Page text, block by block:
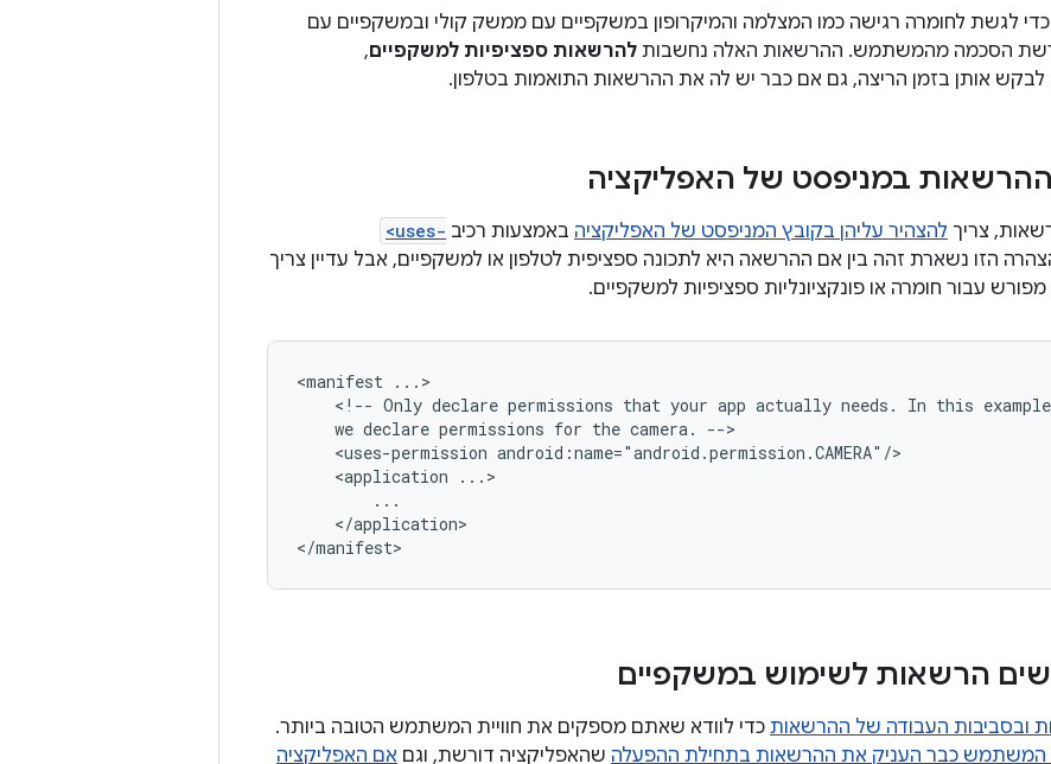
כדי לגשת לחומרה רגישה כמו המצלמה והמיקרופון במשקפיים עם ממשק קולי ובמשקפיים עם
הסכמה מהמשתמש. ההרשאות האלה נחשבות להרשאות ספציפיות למשקפיים,
לבקש אותן בזמן הריצה, גם אם כבר יש לה את ההרשאות התואמות בטלפון.
במניפסט של האפליקציה
צריך להצהיר עליהן בקובץ המניפסט של האפליקציה באמצעות רכיב <uses-
הזו נשארת זהה בין אם ההרשאה היא לתכונה ספציפית לטלפון או למשקפיים, אבל עדיין צריך
עבור חומרה או פונקציונליות ספציפיות למשקפיים.
<manifest
<!-- Only declare permissions that your app actually needs. In this
we declare permissions for the camera.
<uses-permission
<application
</application>
הרשאות לשימוש במשקפיים
ובסביבות העבודה של ההרשאות כדי לוודא שאתם מספקים את חוויית המשתמש הטובה ביותר.
המשתמש כבר העניק את ההרשאות בתחילת ההפעלה שהאפליקציה דורשת, וגם אם האפליקציה